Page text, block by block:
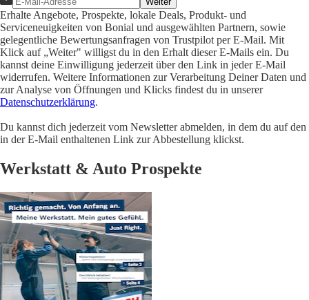
Erhalte Angebote, Prospekte, lokale Deals, Produkt- und
Serviceneuigkeiten von Bonial und ausgewählten Partnern, sowie
gelegentliche Bewertungsanfragen von Trustpilot per E-Mail. Mit
Klick auf „Weiter" willigst du in den Erhalt dieser E-Mails ein. Du
kannst deine Einwilligung jederzeit über den Link in jeder E-Mail
widerrufen. Weitere Informationen zur Verarbeitung Deiner Daten und
zur Analyse von Öffnungen und Klicks findest du in unserer
Datenschutzerklärung.
Du kannst dich jederzeit vom Newsletter abmelden, in dem du auf den
in der E-Mail enthaltenen Link zur Abbestellung klickst.
Werkstatt & Auto Prospekte